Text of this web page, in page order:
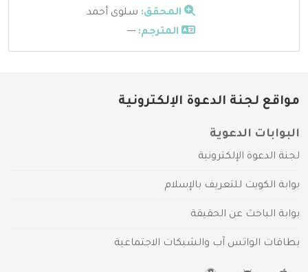
المحقق: سلوى أحمد
المترجم: ---
مواقع لجنة الدعوة الإلكترونية
البوابات الدعوية
لجنة الدعوة الإلكترونية
بوابة الكويت للتعريف بالإسلام
بوابة الباحث عن الحقيقة
بطاقات الواتس آب والشبكات الاجتماعية